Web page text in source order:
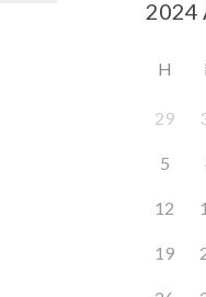
H
29
5
12
19